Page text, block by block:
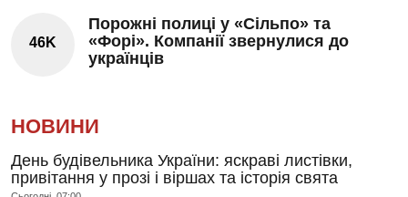
46K
Порожні полиці у «Сільпо» та
«Форі». Компанії звернулися до
українців
НОВИНИ
День будівельника України: яскраві листівки,
привітання у прозі і віршах та історія свята